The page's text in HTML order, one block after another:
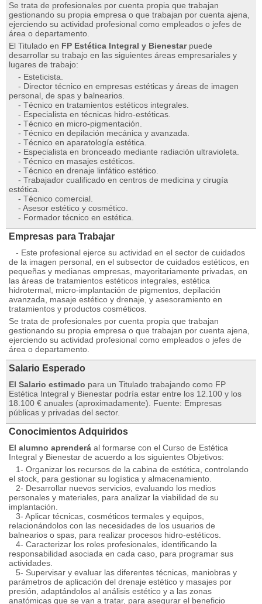
Se trata de profesionales por cuenta propia que trabajan
gestionando su propia empresa o que trabajan por cuenta ajena,
ejerciendo su actividad profesional como empleados o jefes de
área o departamento.
El Titulado en FP Estética Integral y Bienestarpuede
desarrollar su trabajo en las siguientes áreas empresariales y
lugares de trabajo:
- Esteticista.
- Director técnico en empresas estéticas y áreas de imagen
personal, de spas y balnearios.
- Técnico en tratamientos estéticos integrales.
- Especialista en técnicas hidro-estéticas.
- Técnico en micro-pigmentación.
- Técnico en depilación mecánica y avanzada.
- Técnico en aparatología estética.
- Especialista en bronceado mediante radiación ultravioleta.
- Técnico en masajes estéticos.
- Técnico en drenaje linfático estético.
- Trabajador cualificado en centros de medicina y cirugía
estética.
- Técnico comercial.
- Asesor estético y cosmético.
- Formador técnico en estética.
Empresas para Trabajar
- Este profesional ejerce su actividad en el sector de cuidados
de la imagen personal, en el subsector de cuidados estéticos, en
pequeñas y medianas empresas, mayoritariamente privadas, en
las áreas de tratamientos estéticos integrales, estética
hidrotermal, micro-implantación de pigmentos, depilación
avanzada, masaje estético y drenaje, y asesoramiento en
tratamientos y productos cosméticos.
Se trata de profesionales por cuenta propia que trabajan
gestionando su propia empresa o que trabajan por cuenta ajena,
ejerciendo su actividad profesional como empleados o jefes de
área o departamento.
Salario Esperado
El Salario estimado para un Titulado trabajando como FP
Estética Integral y Bienestar podría estar entre los 12.100 y los
18.100 € anuales (aproximadamente). Fuente: Empresas
públicas y privadas del sector.
Conocimientos Adquiridos
El alumno aprenderá al formarse con el Curso de Estética
Integral y Bienestar de acuerdo a los siguientes Objetivos:
1- Organizar los recursos de la cabina de estética, controlando
el stock, para gestionar su logística y almacenamiento.
2- Desarrollar nuevos servicios, evaluando los medios
personales y materiales, para analizar la viabilidad de su
implantación.
3- Aplicar técnicas, cosméticos termales y equipos,
relacionándolos con las necesidades de los usuarios de
balnearios o spas, para realizar procesos hidro-estéticos.
4- Caracterizar los roles profesionales, identificando la
responsabilidad asociada en cada caso, para programar sus
actividades.
5- Supervisar y evaluar las diferentes técnicas, maniobras y
parámetros de aplicación del drenaje estético y masajes por
presión, adaptándolos al análisis estético y a las zonas
anatómicas que se van a tratar, para asegurar el beneficio